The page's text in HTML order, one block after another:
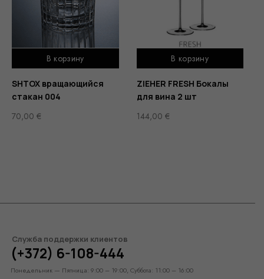
В корзину
SHTOX вращающийся
стакан 004
70,00 €
В корзину
ZIEHER FRESH Бокалы
для вина 2 шт
144,00 €
Служба поддержки клиентов
(+372) 6-108-444
Понедельник — Пятница: 9:00 – 19:00, Суббота: 11:00 – 16:00